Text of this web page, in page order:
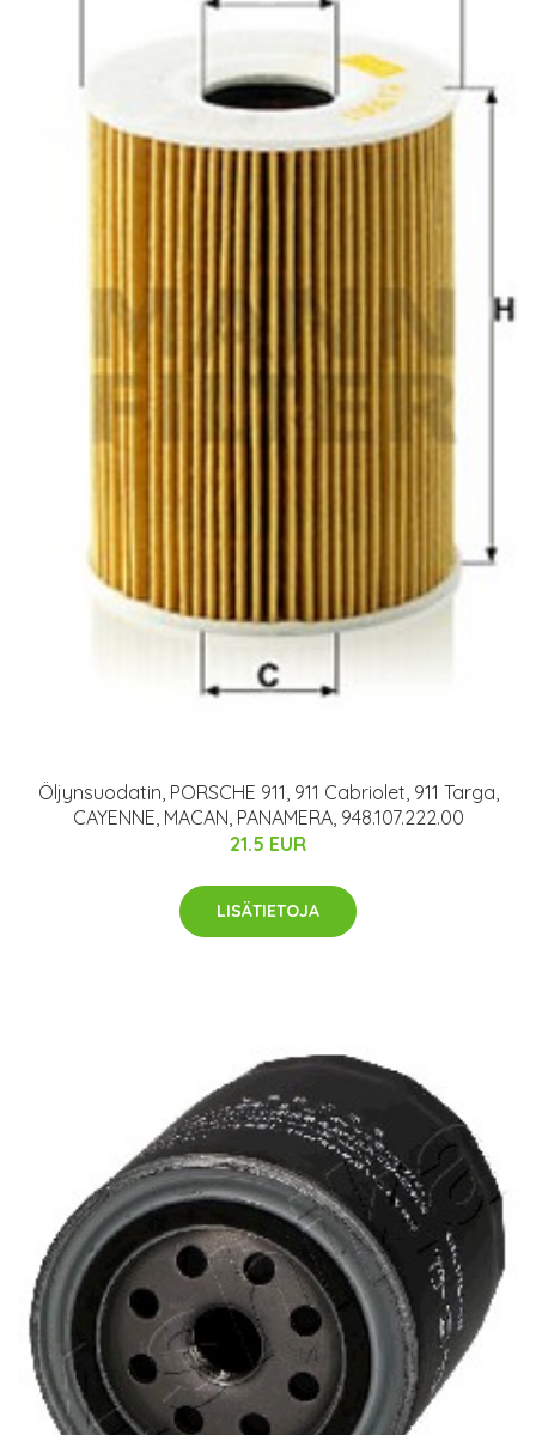
Öljynsuodatin, PORSCHE 911, 911 Cabriolet, 911 Targa,
CAYENNE, MACAN, PANAMERA, 948.107.222.00
21.5 EUR
LISÄTIETOJA